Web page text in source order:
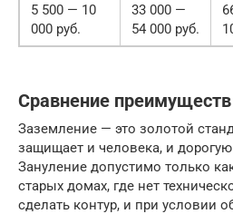
5 500 — 10
000 руб.
33 000 —
54 000 руб.
Сравнение
Заземление — это золотой
защищает и человека, и дорогую
Зануление допустимо только
старых домах, где нет
сделать контур, и при условии